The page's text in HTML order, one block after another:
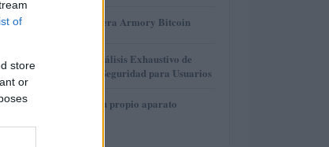
of
store
or
3 Revisión de billetera Armory Bitcoin
4
Gana Crédito: Análisis Exhaustivo de
Funcionalidad y Seguridad para Usuarios
5 Cómo construir tu propio aparato